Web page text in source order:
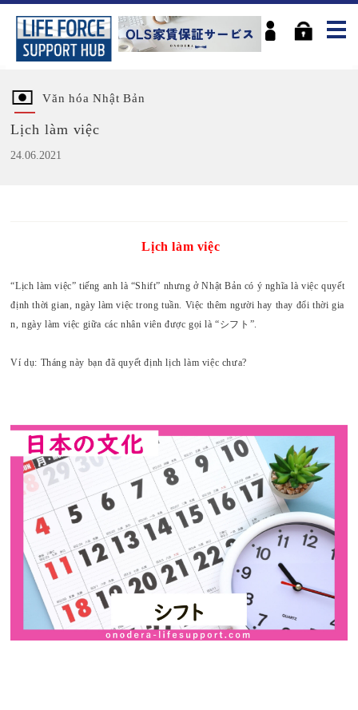
Văn hóa Nhật Bản
Lịch làm việc
24.06.2021
Lịch làm việc
“Lịch làm việc” tiếng anh là “Shift” nhưng ở Nhật Bản có ý nghĩa là việc quyết
định thời gian, ngày làm việc trong tuần. Việc thêm người hay thay đổi thời gia
n, ngày làm việc giữa các nhân viên được gọi là “シフト”.
Ví dụ: Tháng này bạn đã quyết định lịch làm việc chưa?